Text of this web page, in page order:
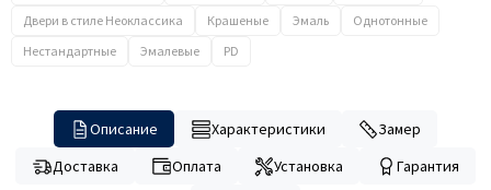
Двери в стиле Неоклассика
Крашеные Эмаль
Однотонные
Нестандартные
Эмалевые PD
Описание Характеристики
Замер
Доставка
Оплата Установка
Гарантия